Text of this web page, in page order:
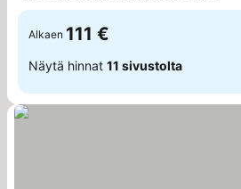
Alkaen 111 €
Näytä hinnat 11 sivustolta